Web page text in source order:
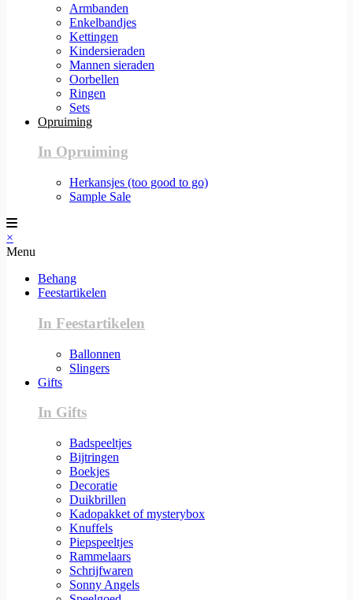
Armbanden
Enkelbandjes
Kettingen
Kindersieraden
Mannen sieraden
Oorbellen
Ringen
Sets
Opruiming
In Opruiming
Herkansjes (too good to go)
Sample Sale
×
Menu
Behang
Feestartikelen
In Feestartikelen
Ballonnen
Slingers
Gifts
In Gifts
Badspeeltjes
Bijtringen
Boekjes
Decoratie
Duikbrillen
Kadopakket of mysterybox
Knuffels
Piepspeeltjes
Rammelaars
Schrijfwaren
Sonny Angels